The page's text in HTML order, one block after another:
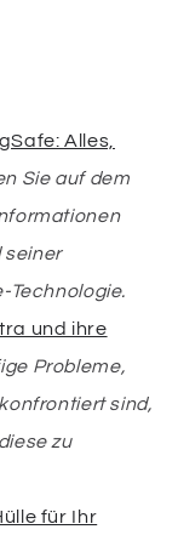
Alles,
Sie auf dem
seiner
Technologie.
und ihre
Probleme,
sind,
zu
für Ihr